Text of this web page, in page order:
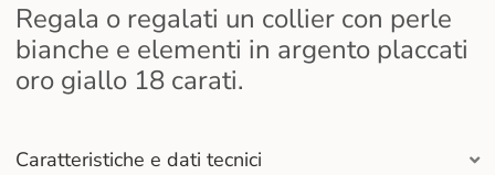
Regala o regalati un collier con perle
bianche e elementi in argento placcati
oro giallo 18 carati.
Caratteristiche e dati tecnici